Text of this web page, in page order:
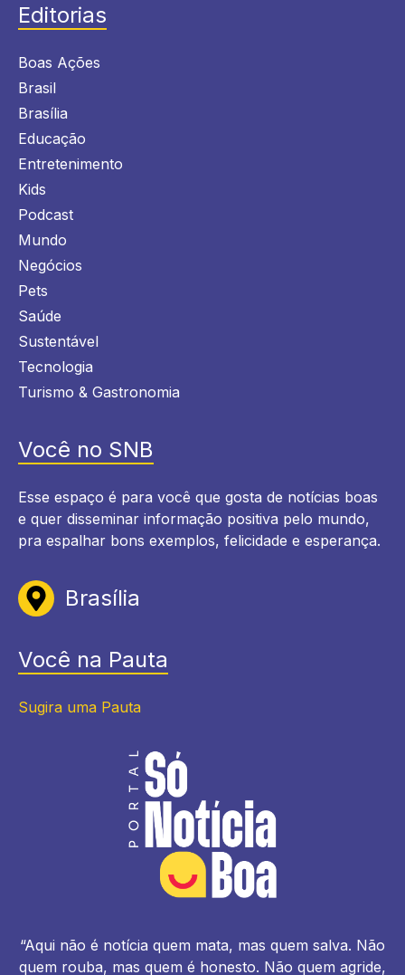
Editorias
Boas Ações
Brasil
Brasília
Educação
Entretenimento
Kids
Podcast
Mundo
Negócios
Pets
Saúde
Sustentável
Tecnologia
Turismo & Gastronomia
Você no SNB
Esse espaço é para você que gosta de notícias boas
e quer disseminar informação positiva pelo mundo,
pra espalhar bons exemplos, felicidade e esperança.
Brasília
Você na Pauta
Sugira uma Pauta
“Aqui não é notícia quem mata, mas quem salva. Não
quem rouba, mas quem é honesto. Não quem agride,